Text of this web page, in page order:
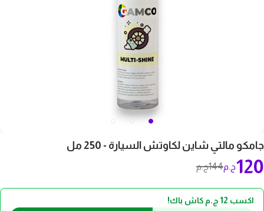
جامكو مالتي شاين لكاوتش السيارة - 250 مل
144ج.م 120ج.م
اكسب 12 ج.م كاش باك!